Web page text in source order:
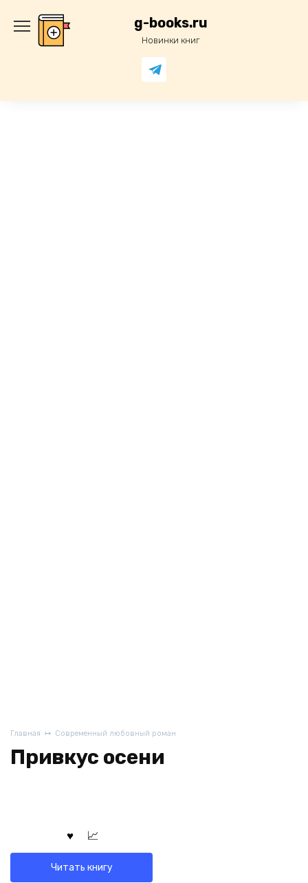
содержанию
g-books.ru
Новинки книг
Главная Современный любовный роман
Привкус осени
Читать книгу